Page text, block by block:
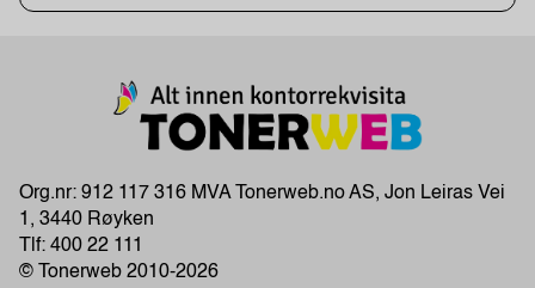
Org.nr: 912 117 316 MVA Tonerweb.no AS, Jon Leiras Vei
1, 3440 Røyken
Tlf: 400 22 111
© Tonerweb 2010-2026